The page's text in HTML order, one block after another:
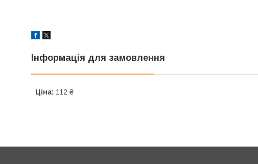
Інформація для замовлення
Ціна: 112 ₴